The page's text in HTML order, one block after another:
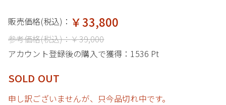
販売価格(税込)： ￥33,800
参考価格(税込)：￥39,000
アカウント登録後の購入で獲得： 1536 Pt
SOLD OUT
申し訳ございませんが、只今品切れ中です。